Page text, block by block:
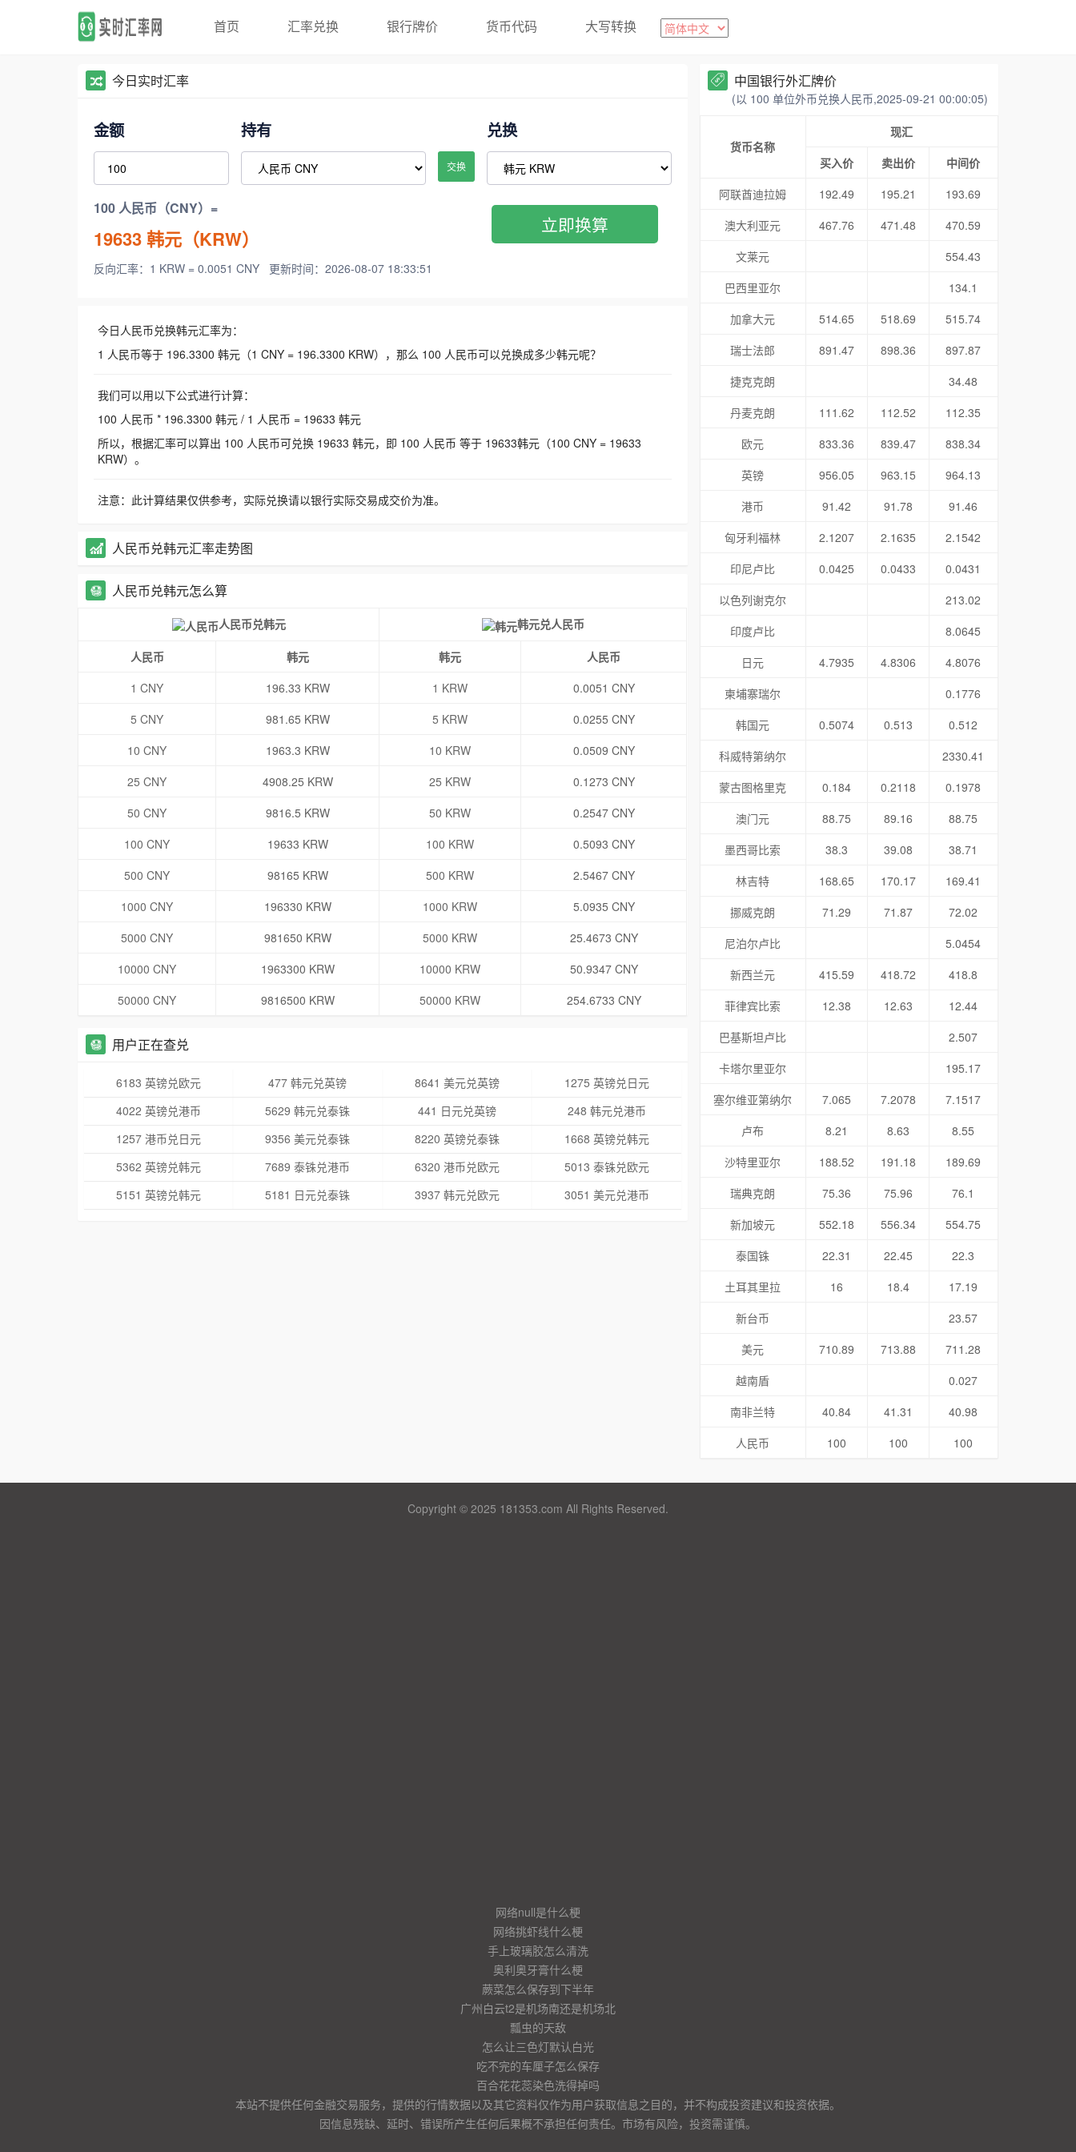
首页 汇率兑换 银行牌价 货币代码 大写转换
今日实时汇率
金额 持有
交换
兑换
100 人民币（CNY）=
19633韩元（KRW）
反向汇率：1 KRW = 0.0051 CNY 更新时间：2026-08-07 18:33:51
立即换算
今日人民币兑换韩元汇率为：
1 人民币等于 196.3300 韩元（1 CNY = 196.3300 KRW），那么 100 人民币可以兑换成多少韩元呢？
我们可以用以下公式进行计算：
100 人民币 * 196.3300 韩元 / 1 人民币 = 19633 韩元
所以，根据汇率可以算出 100 人民币可兑换 19633 韩元，即 100 人民币 等于 19633韩元（100 CNY = 19633
KRW）。
注意：此计算结果仅供参考，实际兑换请以银行实际交易成交价为准。
人民币兑韩元汇率走势图
人民币兑韩元怎么算
人民币兑韩元 韩元兑人民币
人民币 韩元 韩元
人民币
1 CNY
196.33 KRW 1 KRW
0.0051 CNY
5 CNY
981.65 KRW 5 KRW
0.0255 CNY
10 CNY
1963.3 KRW 10 KRW
0.0509 CNY
25 CNY
4908.25 KRW 25 KRW
0.1273 CNY
50 CNY
9816.5 KRW 50 KRW
0.2547 CNY
100 CNY
19633 KRW 100 KRW
0.5093 CNY
500 CNY
98165 KRW 500 KRW
2.5467 CNY
1000 CNY
196330 KRW 1000 KRW
5.0935 CNY
5000 CNY
981650 KRW 5000 KRW
25.4673 CNY
10000 CNY
1963300 KRW 10000 KRW
50.9347 CNY
50000 CNY
9816500 KRW 50000 KRW 254.6733 CNY
用户正在查兑
6183 英镑兑欧元 477 韩元兑英镑 8641 美元兑英镑
1275 英镑兑日元
4022 英镑兑港币
5629 韩元兑泰铢 441 日元兑英镑
248 韩元兑港币
1257 港币兑日元
9356 美元兑泰铢 8220 英镑兑泰铢
1668 英镑兑韩元
5362 英镑兑韩元
7689 泰铢兑港币 6320 港币兑欧元
5013 泰铢兑欧元
5151 英镑兑韩元
5181 日元兑泰铢 3937 韩元兑欧元 3051 美元兑港币
中国银行外汇牌价
(以 100 单位外币兑换人民币,2025-09-21 00:00:05)
货币名称
现汇
买入价
卖出价
中间价
阿联酋迪拉姆
192.49 195.21
193.69
澳大利亚元
467.76 471.48
470.59
文莱元
554.43
巴西里亚尔
134.1
加拿大元
514.65 518.69
515.74
瑞士法郎
891.47 898.36
897.87
捷克克朗
34.48
丹麦克朗
111.62 112.52
112.35
欧元
833.36 839.47
838.34
英镑
956.05 963.15
964.13
港币
91.42 91.78
91.46
匈牙利福林
2.1207 2.1635
2.1542
印尼卢比
0.0425 0.0433
0.0431
以色列谢克尔
213.02
印度卢比
8.0645
日元
4.7935 4.8306
4.8076
柬埔寨瑞尔
0.1776
韩国元
0.5074 0.513
0.512
科威特第纳尔
2330.41
蒙古图格里克
0.184 0.2118
0.1978
澳门元
88.75 89.16
88.75
墨西哥比索
38.3 39.08
38.71
林吉特
168.65 170.17
169.41
挪威克朗
71.29 71.87
72.02
尼泊尔卢比
5.0454
新西兰元
415.59 418.72
418.8
菲律宾比索
12.38 12.63
12.44
巴基斯坦卢比
2.507
卡塔尔里亚尔
195.17
塞尔维亚第纳尔
7.065 7.2078
7.1517
卢布
8.21 8.63
8.55
沙特里亚尔
188.52 191.18
189.69
瑞典克朗
75.36 75.96
76.1
新加坡元
552.18 556.34
554.75
泰国铢
22.31 22.45
22.3
土耳其里拉
16 18.4
17.19
新台币
23.57
美元
710.89 713.88
711.28
越南盾
0.027
南非兰特
40.84 41.31
40.98
人民币
100 100 100
Copyright © 2025 181353.com All Rights Reserved.
网络null是什么梗
网络挑虾线什么梗
手上玻璃胶怎么清洗
奥利奥牙膏什么梗
蕨菜怎么保存到下半年
广州白云t2是机场南还是机场北
瓢虫的天敌
怎么让三色灯默认白光
吃不完的车厘子怎么保存
百合花花蕊染色洗得掉吗
本站不提供任何金融交易服务，提供的行情数据以及其它资料仅作为用户获取信息之目的，并不构成投资建议和投资依据。
因信息残缺、延时、错误所产生任何后果概不承担任何责任。市场有风险，投资需谨慎。